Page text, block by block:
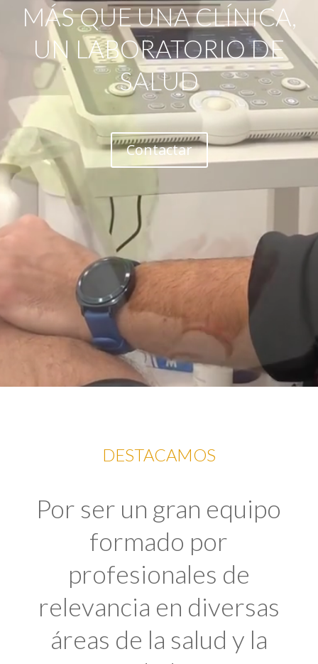
MÁS QUE UNA CLÍNICA,
UN LABORATORIO DE
SALUD
Contactar
DESTACAMOS
Por ser un gran equipo
formado por
profesionales de
relevancia en diversas
áreas de la salud y la